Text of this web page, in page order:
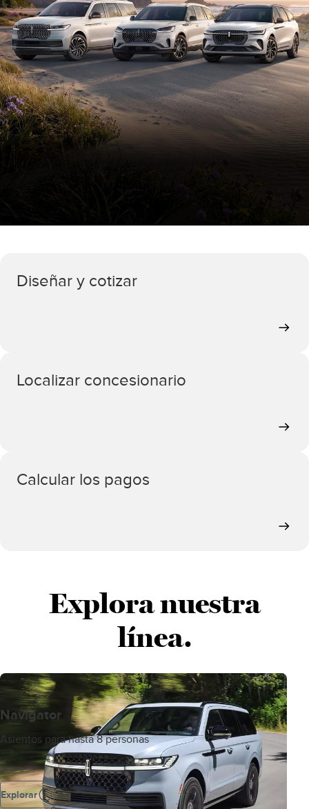
Diseñar y cotizar
Localizar concesionario
Calcular los pagos
Explora nuestra
línea.
Navigator
Asientos para hasta 8 personas
Explorar